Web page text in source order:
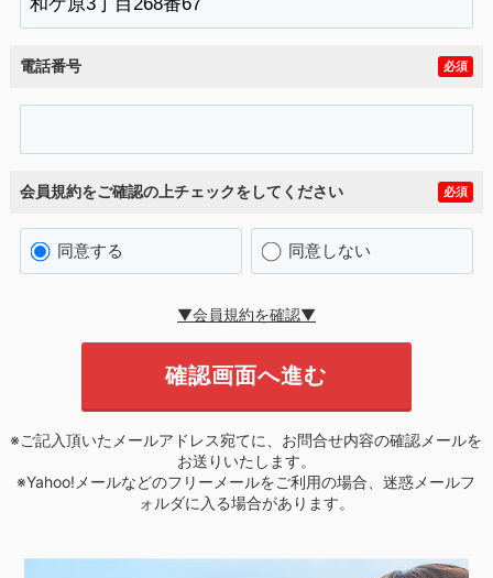
電話番号 必須
会員規約をご確認の上チェックをしてください 必須
同意する 同意しない
▼会員規約を確認▼
※ご記入頂いたメールアドレス宛てに、お問合せ内容の確認メールを
お送りいたします。
※Yahoo!メールなどのフリーメールをご利用の場合、迷惑メールフ
ォルダに入る場合があります。